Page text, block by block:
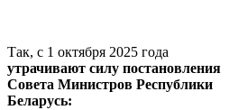
Так, с 1 октября 2025 года
утрачивают силу постановления
Совета Министров Республики
Беларусь: